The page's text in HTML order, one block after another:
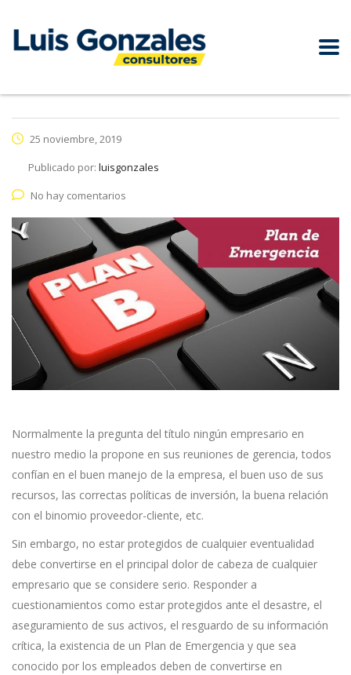
25 noviembre, 2019
Publicado por: luisgonzales
No hay comentarios
Normalmente la pregunta del título ningún empresario en
nuestro medio la propone en sus reuniones de gerencia, todos
confían en el buen manejo de la empresa, el buen uso de sus
recursos, las correctas políticas de inversión, la buena relación
con el binomio proveedor-cliente, etc.
Sin embargo, no estar protegidos de cualquier eventualidad
debe convertirse en el principal dolor de cabeza de cualquier
empresario que se considere serio. Responder a
cuestionamientos como estar protegidos ante el desastre, el
aseguramiento de sus activos, el resguardo de su información
crítica, la existencia de un Plan de Emergencia y que sea
conocido por los empleados deben de convertirse en